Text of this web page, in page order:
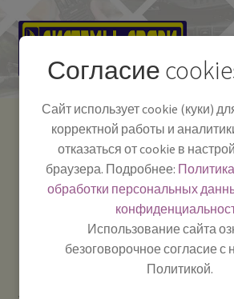
Перейти
навигации
Перейти
содержимому
Как пользоваться
Полезная информация
Системы Связи:
г. Красноярск, ул.
Работаем:Пн-Пт:
10:00–18:00
-
Согласие
Сайт использует cookie (куки)
корректной работы и
отказаться от cookie в
браузера. Подробнее:
обработки персональных
Использование сайта
безоговорочное согласие с
Политикой.